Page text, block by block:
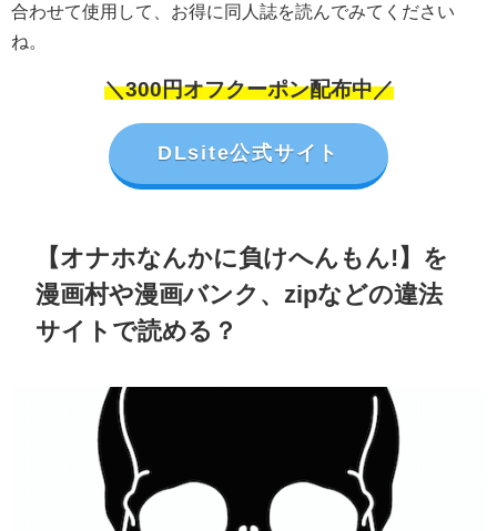
合わせて使用して、お得に同人誌を読んでみてください
ね。
＼300円オフクーポン配布中／
DLsite公式サイト
【オナホなんかに負けへんもん!】を
漫画村や漫画バンク、zipなどの違法
サイトで読める？